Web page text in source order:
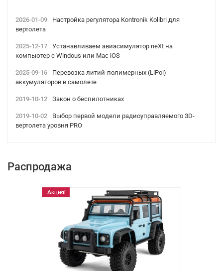
2026-01-09
Настройка регулятора Kontronik Kolibri для
вертолета
2025-12-17
Устанавливаем авиасимулятор neXt на
компьютер с Windous или Mac iOS
2025-09-16
Перевозка литий-полимерных (LiPol)
аккумуляторов в самолете
2019-10-12 Закон о беспилотниках
2019-10-02
Выбор первой модели радиоуправляемого 3D-
вертолета уровня PRO
Распродажа